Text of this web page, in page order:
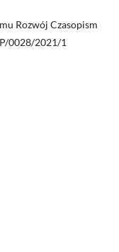
Rozwój Czasopism
0028/2021/1